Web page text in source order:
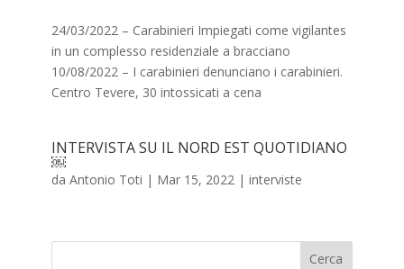
24/03/2022 – Carabinieri Impiegati come vigilantes
in un complesso residenziale a bracciano
10/08/2022 – I carabinieri denunciano i carabinieri.
Centro Tevere, 30 intossicati a cena
INTERVISTA SU IL NORD EST QUOTIDIANO
￼
da Antonio Toti | Mar 15, 2022 | interviste
Cerca